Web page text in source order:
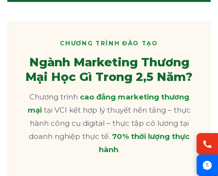
CHƯƠNG TRÌNH ĐÀO TẠO
Ngành Marketing Thương
Mại Học Gì Trong 2,5 Năm?
Chương trình cao đẳng marketing thương
mạitại VCI kết hợp lý thuyết nền tảng – thực
hành công cụ digital – thực tập có lương tại
doanh nghiệp thực tế. 70% thời lượng thực
hành.